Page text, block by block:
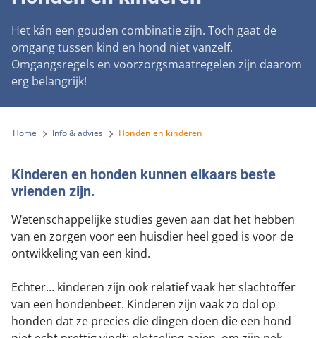
Landelijke registratie bijtincidenten
Verantwoord fokbeleid
Landelijk vuurwerkverbod
Verplichte pre-aanschaf cursus
Verbod op fokken met kortsnuitige honden
Symposium Gemeentelijk Dierenbeleid
Steun als bedrijf
Adopteer een seniorhond
Sponsor een seniorhond
Schenk met belastingvoordeel
Honden voor Honden Loop
Vraag een donatiebox aan
Wat wij doen
Onze organisatie
Bekende vrienden
Jaarverslag
Vacatures
Onze successen voor honden
Contactgegevens
Pers
Nieuwsbrief
Zoeken
Het kán een gouden combinatie zijn. Toch gaat de
omgang tussen kind en hond niet vanzelf.
Omgangsregels en voorzorgsmaatregelen zijn daarom
erg belangrijk!
Home Info & advies Honden en kinderen
Kinderen en honden kunnen elkaars beste
vrienden zijn.
Wetenschappelijke studies geven aan dat het hebben
van en zorgen voor een huisdier heel goed is voor de
ontwikkeling van een kind.
Echter... kinderen zijn ook relatief vaak het slachtoffer
van een hondenbeet. Kinderen zijn vaak zo dol op
honden dat ze precies die dingen doen die een hond